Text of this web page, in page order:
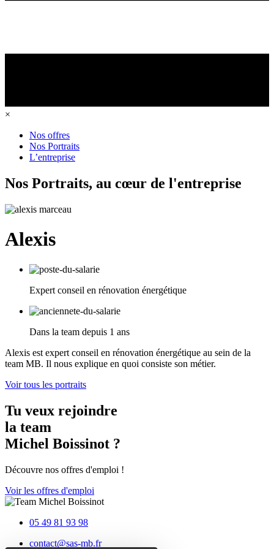
×
Nos offres
Nos Portraits
L’entreprise
Nos Portraits, au cœur de l'entreprise
Alexis
Expert conseil en rénovation énergétique
Dans la team depuis 1 ans
Alexis est expert conseil en rénovation énergétique au sein de la
team MB. Il nous explique en quoi consiste son métier.
Voir tous les portraits
Tu veux rejoindre
la team
Michel Boissinot ?
Découvre nos offres d'emploi !
Voir les offres d'emploi
05 49 81 93 98
contact@sas-mb.fr